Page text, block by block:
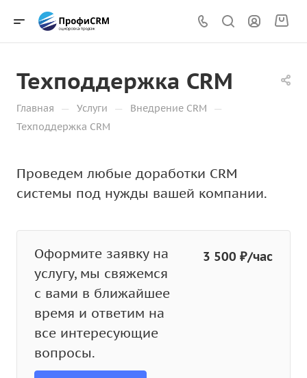
Техподдержка CRM
Главная — Услуги — Внедрение CRM —
Техподдержка CRM
Проведем любые доработки CRM
системы под нужды вашей компании.
Оформите заявку на
услугу, мы свяжемся
с вами в ближайшее
время и ответим на
все интересующие
вопросы.
3 500 ₽/час